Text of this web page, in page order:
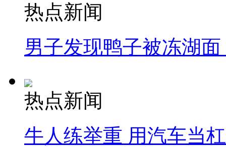
热点新闻
男子发现鸭子被冻湖
热点新闻
牛人练举重 用汽车当